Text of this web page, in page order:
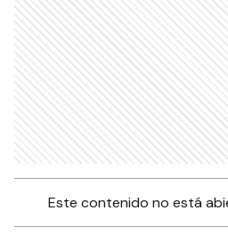
Este contenido no está